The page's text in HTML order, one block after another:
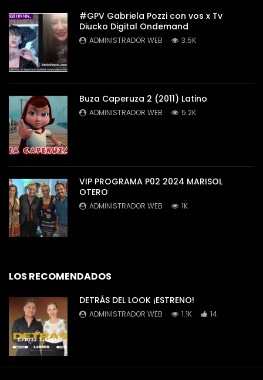
#GPV Gabriela Pozzi con vos x Tv
Diucko Digital Ondemand
ADMINISTRADOR WEB 3.5K
Buza Caperuza 2 (2011) Latino
ADMINISTRADOR WEB 5.2K
VIP PROGRAMA P02 2024 MARISOL
OTERO
ADMINISTRADOR WEB 1K
LOS RECOMENDADOS
DETRÁS DEL LOOK ¡ESTRENO!
ADMINISTRADOR WEB 1.1K 14